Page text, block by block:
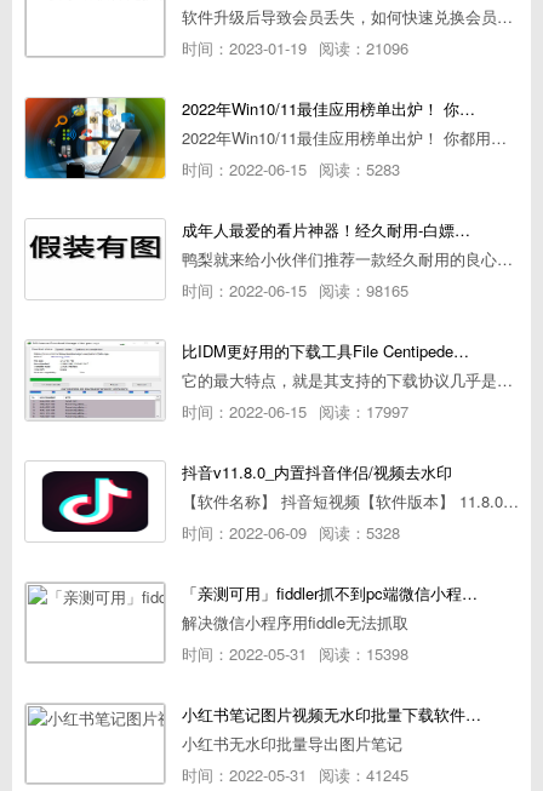
软件升级后导致会员丢失，如何快速兑换会员详细攻略
时间：2023-01-19 阅读：21096
2022年Win10/11最佳应用榜单出炉！ 你都用过几个？
2022年Win10/11最佳应用榜单出炉！ 你都用过几个？
时间：2022-06-15 阅读：5283
成年人最爱的看片神器！经久耐用-白嫖全网资源
鸭梨就来给小伙伴们推荐一款经久耐用的良心播放器，资源齐全无广告，可以放心使用~
时间：2022-06-15 阅读：98165
比IDM更好用的下载工具File Centipede文件蜈蚣-秒杀迅雷-直接飞起！
它的最大特点，就是其支持的下载协议几乎是市面上最全面的，包括HTTP/FTP、BT种子、磁力链接，m3u8流任务（AES-128解密）。
时间：2022-06-15 阅读：17997
抖音v11.8.0_内置抖音伴侣/视频去水印
【软件名称】 抖音短视频【软件版本】 11.8.0【软件大小】 83.74M【是否Root】不需要【测试机型】PCML10 [oppo Reno Ace]【文字介绍】 抖音短视频app是一款很有意思娱
时间：2022-06-09 阅读：5328
「亲测可用」fiddler抓不到pc端微信小程序包解决方案
解决微信小程序用fiddle无法抓取
时间：2022-05-31
阅读：15398
小红书笔记图片视频无水印批量下载软件使用教程
小红书无水印批量导出图片笔记
时间：2022-05-31
阅读：41245